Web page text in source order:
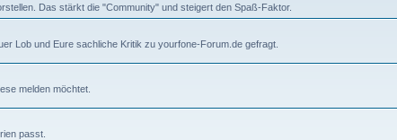
Das stärkt die "Community" und steigert den Spaß-Faktor.
Lob und Eure sachliche Kritik zu yourfone-Forum.de gefragt.
melden möchtet.
passt.